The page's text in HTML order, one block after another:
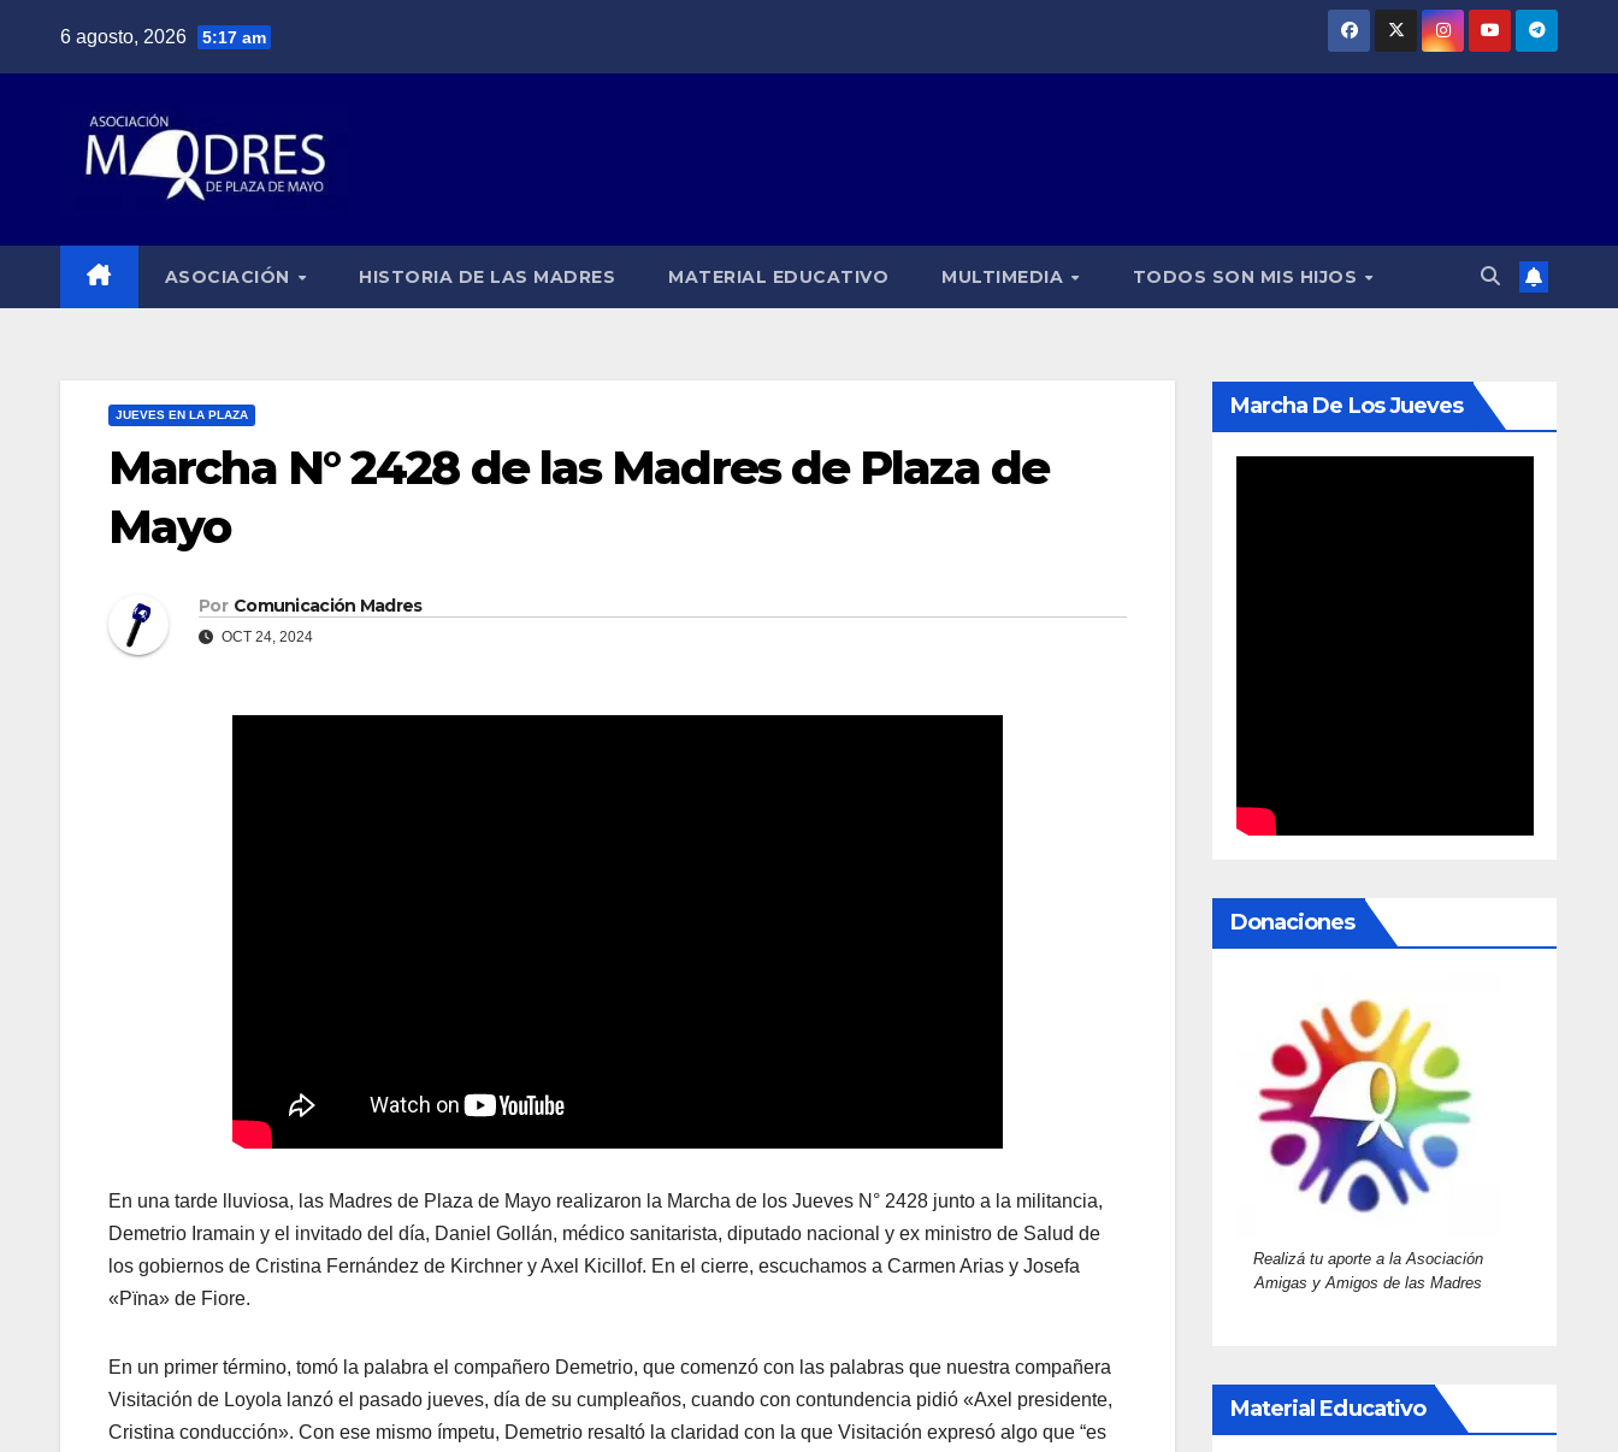
6 agosto, 2026 5:17 am
ASOCIACIÓN HISTORIA DE LAS MADRES MATERIAL EDUCATIVO MULTIMEDIA TODOS SON MIS HIJOS
JUEVES EN LA PLAZA
Marcha N° 2428 de las Madres de Plaza de
Mayo
Por Comunicación Madres
OCT 24, 2024
En una tarde lluviosa, las Madres de Plaza de Mayo realizaron la Marcha de los Jueves N° 2428 junto a la militancia,
Demetrio Iramain y el invitado del día, Daniel Gollán, médico sanitarista, diputado nacional y ex ministro de Salud de
los gobiernos de Cristina Fernández de Kirchner y Axel Kicillof. En el cierre, escuchamos a Carmen Arias y Josefa
«Pïna» de Fiore.
En un primer término, tomó la palabra el compañero Demetrio, que comenzó con las palabras que nuestra compañera
Visitación de Loyola lanzó el pasado jueves, día de su cumpleaños, cuando con contundencia pidió «Axel presidente,
Cristina conducción». Con ese mismo ímpetu, Demetrio resaltó la claridad con la que Visitación expresó algo que “es
Marcha De Los Jueves
Donaciones
Realizá tu aporte a la Asociación
Amigas y Amigos de las Madres
Material Educativo